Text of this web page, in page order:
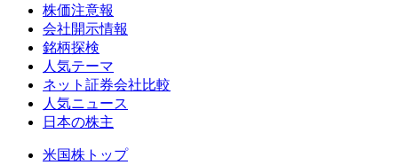
株価注意報
会社開示情報
銘柄探検
人気テーマ
ネット証券会社比較
人気ニュース
日本の株主
米国株トップ